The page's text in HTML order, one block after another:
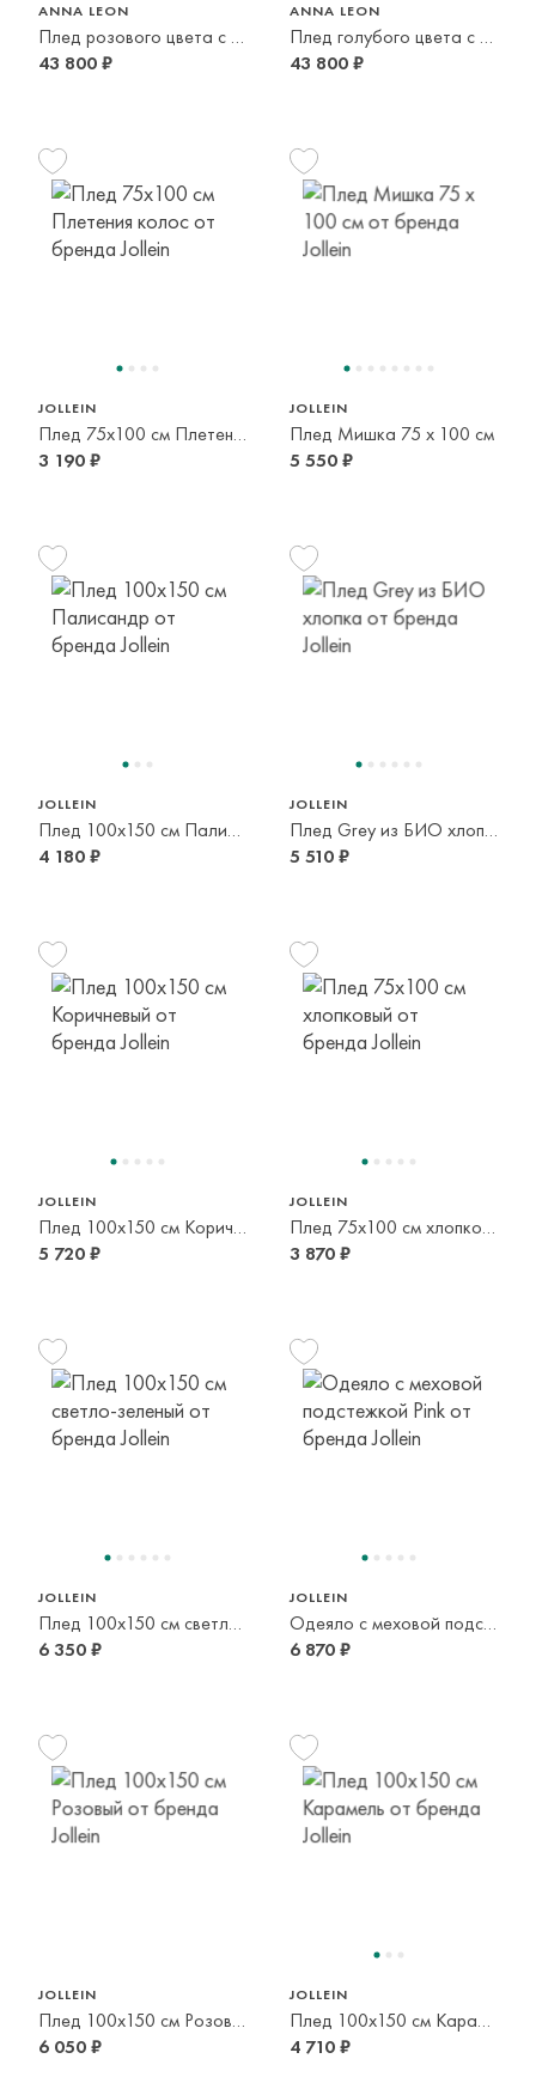
ANNA LEON
Плед розового цвета с принтом лошадки
43 800 ₽
ANNA LEON
Плед голубого цвета с принтом лошадки
43 800 ₽
JOLLEIN
Плед 75x100 см Плетения колос
3 190 ₽
JOLLEIN
Плед Мишка 75 х 100 см
5 550 ₽
JOLLEIN
Плед 100х150 см Палисандр
4 180 ₽
JOLLEIN
Плед Grey из БИО хлопка
5 510 ₽
JOLLEIN
Плед 100x150 см Коричневый
5 720 ₽
JOLLEIN
Плед 75x100 см хлопковый
3 870 ₽
JOLLEIN
Плед 100x150 см светло-зеленый
6 350 ₽
JOLLEIN
Одеяло с меховой подстежкой Pink
6 870 ₽
JOLLEIN
Плед 100x150 см Розовый
6 050 ₽
JOLLEIN
Плед 100x150 см Карамель
4 710 ₽